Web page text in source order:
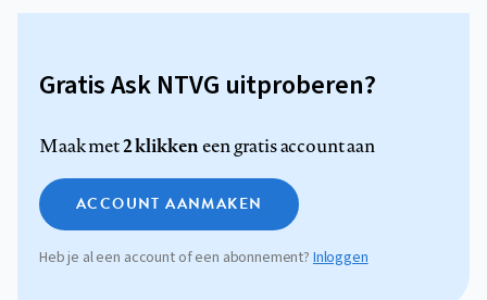
Gratis Ask NTVG uitproberen?
Maak met2 klikkeneen gratis account aan
ACCOUNT AANMAKEN
Heb je al een account of een abonnement?Inloggen